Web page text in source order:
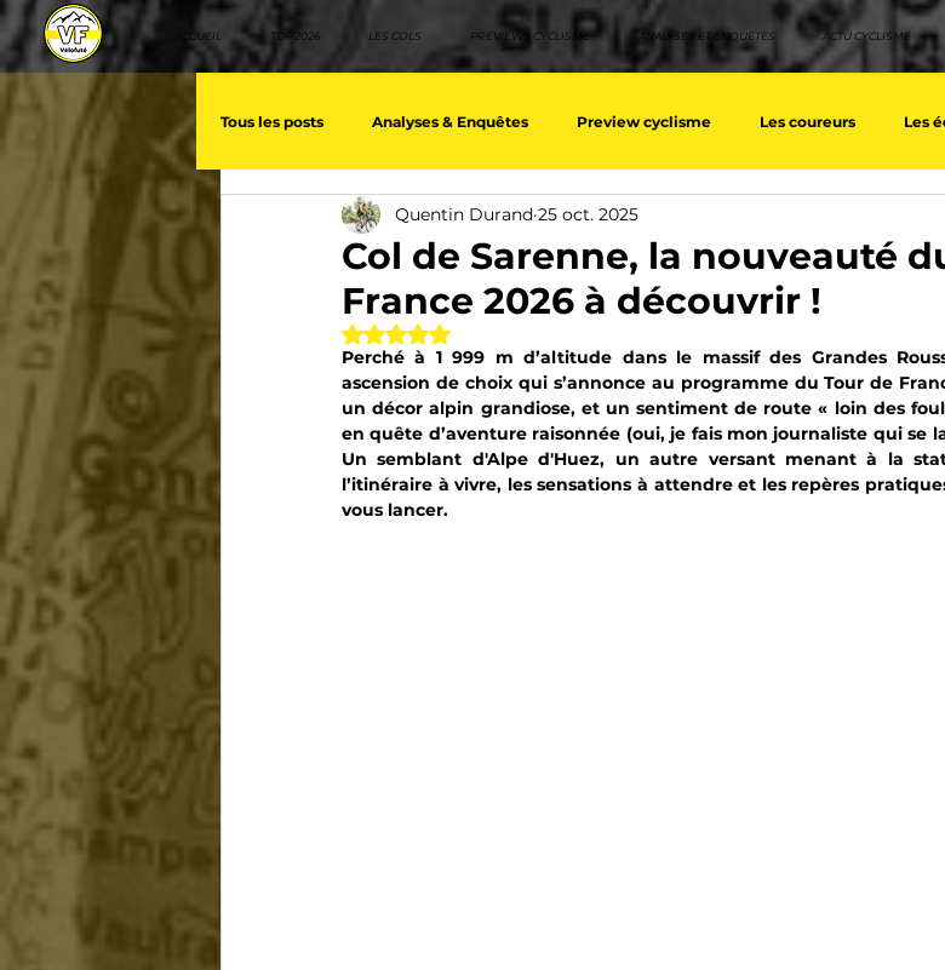
ACCUEIL TDF 2026 LES COLS PREVIEWS CYCLISME ANALYSES ET ENQUETES ACTU CYCLISME
Tous les posts Analyses & Enquêtes Preview cyclisme Les coureurs Les
Les voix du cyclisme Géopolitique Les Tuto cyclisme
Nos séries - Baroudeurs Meilleurs équipes Top 10 grimpeurs
Giro d'Italia TDF La vuelta / Tour d'Espagne Rétro Quizz
Villes et itinéraire cyclos
Col de Sarenne, la nouveauté
France 2026 à découvrir !
Quentin Durand 25 oct. 2025
Noté NaN étoiles sur 5.
Perché à 1 999 m d’altitude dans le massif des Grandes
ascension de choix qui s’annonce au programme du Tour de
un décor alpin grandiose, et un sentiment de route « loin des
en quête d’aventure raisonnée (oui, je fais mon journaliste qui se
Un semblant d'Alpe d'Huez, un autre versant menant à la
l’itinéraire à vivre, les sensations à attendre et les repères
vous lancer.